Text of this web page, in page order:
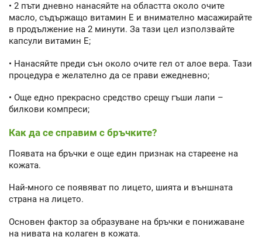
• 2 пъти дневно нанасяйте на областта около очите
масло, съдържащо витамин Е и внимателно масажирайте
в продължение на 2 минути. За тази цел използвайте
капсули витамин Е;
• Нанасяйте преди сън около очите гел от алое вера. Тази
процедура е желателно да се прави ежедневно;
• Още едно прекрасно средство срещу гъши лапи –
билкови компреси;
Как да се справим с бръчките?
Появата на бръчки е още един признак на стареене на
кожата.
Най-много се появяват по лицето, шията и външната
страна на лицето.
Основен фактор за образуване на бръчки е понижаване
на нивата на колаген в кожата.